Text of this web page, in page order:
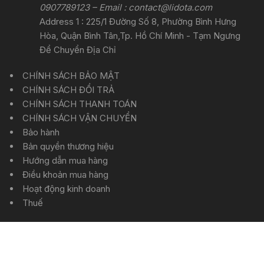
0907789123 – Email : contact@lidota.com
Address 1 : 225/1 Đường Số 8, Phường Bình Hưng
Hòa, Quận Bình Tân,Tp. Hồ Chí Minh - Tạm Ngưng
Để Chuyển Địa Chỉ
CHÍNH SÁCH BẢO MẬT
CHÍNH SÁCH ĐỔI TRẢ
CHÍNH SÁCH THANH TOÁN
CHÍNH SÁCH VẬN CHUYỂN
Bảo hành
Bản quyền thương hiệu
Hướng dẫn mua hàng
Điều khoản mua hàng
Hoạt động kinh doanh
Thuế